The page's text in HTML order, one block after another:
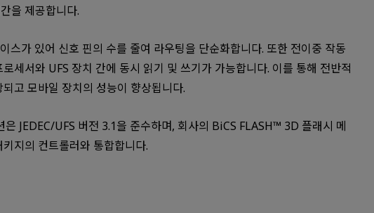
을 제공합니다.
스가 있어 신호 핀의 수를 줄여 라우팅을 단순화합니다. 또한 전이중 작동
세서와 UFS 장치 간에 동시 읽기 및 쓰기가 가능합니다. 이를 통해 전반적
고 모바일 장치의 성능이 향상됩니다.
은 JEDEC/UFS 버전 3.1을 준수하며, 회사의 BiCS FLASH™ 3D 플래시 메
지의 컨트롤러와 통합합니다.